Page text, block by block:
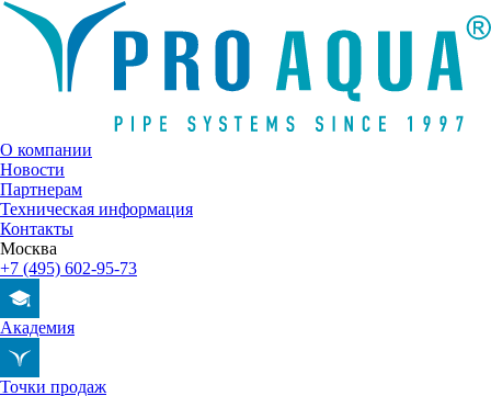
О компании
Новости
Партнерам
Техническая информация
Контакты
Москва
+7 (495) 602-95-73
Академия
Точки продаж